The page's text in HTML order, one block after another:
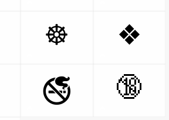
☸
❖
🚭
🔞